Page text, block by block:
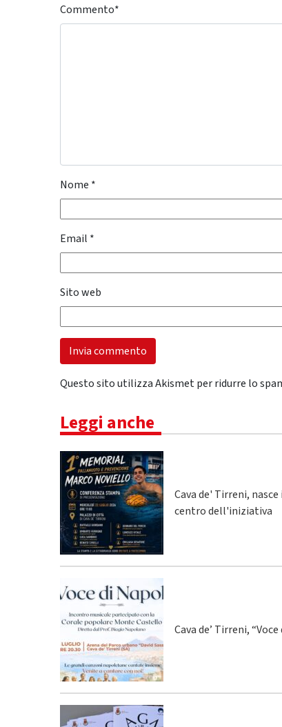
Commento*
Nome *
Email *
Sito web
Questo sito utilizza Akismet per ridurre lo
Leggi anche
Cava de' Tirreni,
centro dell'iniziativa
Cava de’ Tirreni,